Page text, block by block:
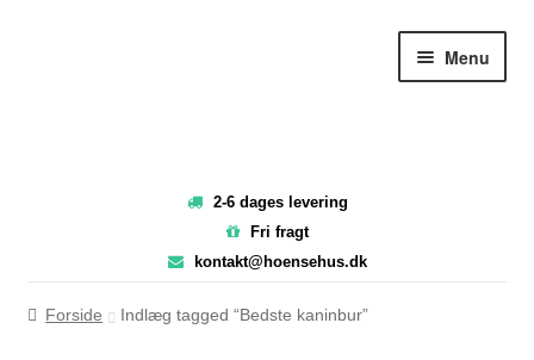
Menu
2-6 dages levering
Fri fragt
kontakt@hoensehus.dk
Forside Indlæg tagged “Bedste kaninbur”